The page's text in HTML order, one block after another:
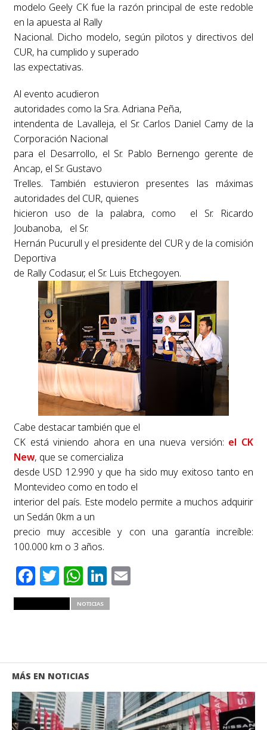
modelo Geely CK fue la razón principal de este redoble
en la apuesta al Rally
Nacional. Dicho modelo, según pilotos y directivos del
CUR, ha cumplido y superado
las expectativas.
Al evento acudieron
autoridades como la Sra. Adriana Peña,
intendenta de Lavalleja, el Sr. Carlos Daniel Camy de la
Corporación Nacional
para el Desarrollo, el Sr. Pablo Bernengo gerente de
Ancap, el Sr. Gustavo
Trelles. También estuvieron presentes las máximas
autoridades del CUR, quienes
hicieron uso de la palabra, como el Sr. Ricardo
Joubanoba, el Sr.
Hernán Pucurull y el presidente del CUR y de la comisión
Deportiva
de Rally Codasur, el Sr. Luis Etchegoyen.
Cabe destacar también que el
CK está viniendo ahora en una nueva versión: el CK
New, que se comercializa
desde USD 12.990 y que ha sido muy exitoso tanto en
Montevideo como en todo el
interior del país. Este modelo permite a muchos adquirir
un Sedán 0km a un
precio muy accesible y con una garantía increíble:
100.000 km o 3 años.
Facebook
Twitter
WhatsApp
LinkedIn
Email
NOTICIAS
MÁS EN NOTICIAS